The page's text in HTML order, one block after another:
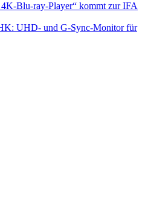
Blu-ray-Player“ kommt zur IFA
UHD- und G-Sync-Monitor für